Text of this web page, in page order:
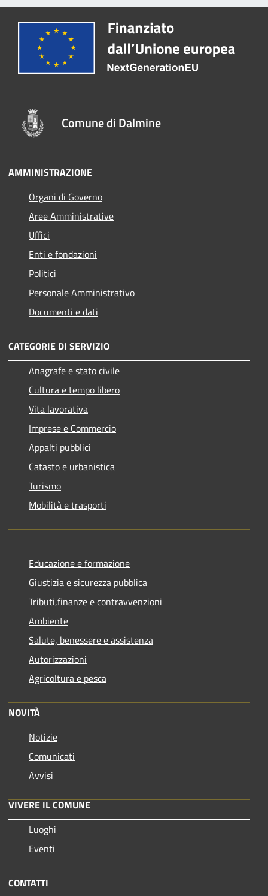
Comune di Dalmine
AMMINISTRAZIONE
Organi di Governo
Aree Amministrative
Uffici
Enti e fondazioni
Politici
Personale Amministrativo
Documenti e dati
CATEGORIE DI SERVIZIO
Anagrafe e stato civile
Cultura e tempo libero
Vita lavorativa
Imprese e Commercio
Appalti pubblici
Catasto e urbanistica
Turismo
Mobilità e trasporti
Educazione e formazione
Giustizia e sicurezza pubblica
Tributi,finanze e contravvenzioni
Ambiente
Salute, benessere e assistenza
Autorizzazioni
Agricoltura e pesca
NOVITÀ
Notizie
Comunicati
Avvisi
VIVERE IL COMUNE
Luoghi
Eventi
CONTATTI